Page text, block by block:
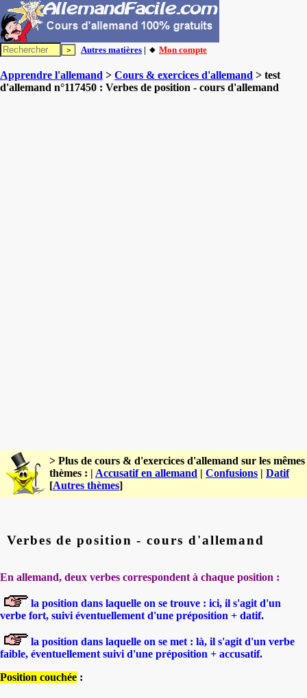
Autres matières | 🔸 Mon compte
Apprendre l'allemand > Cours & exercices d'allemand > test
d'allemand n°117450 : Verbes de position - cours d'allemand
> Plus de cours & d'exercices d'allemand sur les mêmes
thèmes : | Accusatif en allemand | Confusions | Datif
[Autres thèmes]
Verbes de position - cours d'allemand
En allemand, deux verbes correspondent à chaque position :
la position dans laquelle on se trouve : ici, il s'agit d'un
verbe fort, suivi éventuellement d'une préposition + datif.
la position dans laquelle on se met : là, il s'agit d'un verbe
faible, éventuellement suivi d'une préposition + accusatif.
Position couchée :